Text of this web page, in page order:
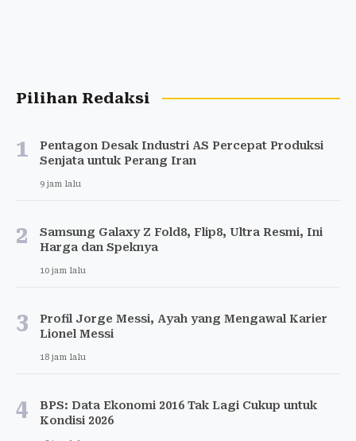
Pilihan Redaksi
1
Pentagon Desak Industri AS Percepat Produksi
Senjata untuk Perang Iran
9 jam lalu
2
Samsung Galaxy Z Fold8, Flip8, Ultra Resmi, Ini
Harga dan Speknya
10 jam lalu
3
Profil Jorge Messi, Ayah yang Mengawal Karier
Lionel Messi
18 jam lalu
4
BPS: Data Ekonomi 2016 Tak Lagi Cukup untuk
Kondisi 2026